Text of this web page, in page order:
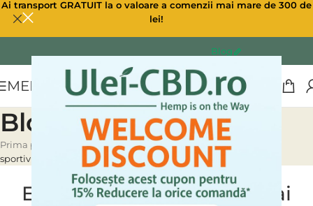
Ai transport GRATUIT la o valoare a comenzii mai mare de 300 de
lei!
Blog
MENU
Blog
Prima pagină Blog» Este CBD un analgezic mai bun pentru
sportivi?
Este CBD un analgezic mai